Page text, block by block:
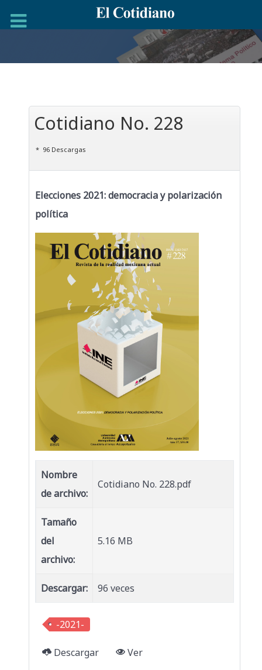
Cotidiano No. 228
96 Descargas
Elecciones 2021: democracia y polarización
política
Nombre
de archivo:
Cotidiano No. 228.pdf
Tamaño
del
archivo:
5.16 MB
Descargar: 96 veces
-2021-
Descargar Ver